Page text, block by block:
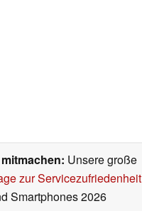
Unsere große
zur Servicezufriedenheit
Smartphones 2026